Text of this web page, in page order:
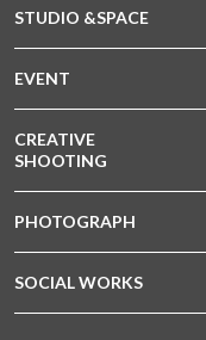
STUDIO &SPACE
EVENT
CREATIVE
SHOOTING
PHOTOGRAPH
SOCIAL WORKS